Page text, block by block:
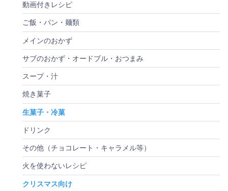
動画付きレシピ
ご飯・パン・麺類
メインのおかず
サブのおかず・オードブル・おつまみ
スープ・汁
焼き菓子
生菓子・冷菓
ドリンク
その他（チョコレート・キャラメル等）
火を使わないレシピ
クリスマス向け